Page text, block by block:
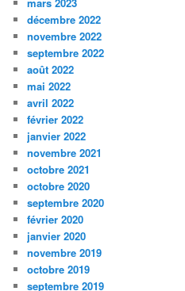
décembre 2022
novembre 2022
septembre 2022
août 2022
mai 2022
avril 2022
février 2022
janvier 2022
novembre 2021
octobre 2021
octobre 2020
septembre 2020
février 2020
janvier 2020
novembre 2019
octobre 2019
septembre 2019